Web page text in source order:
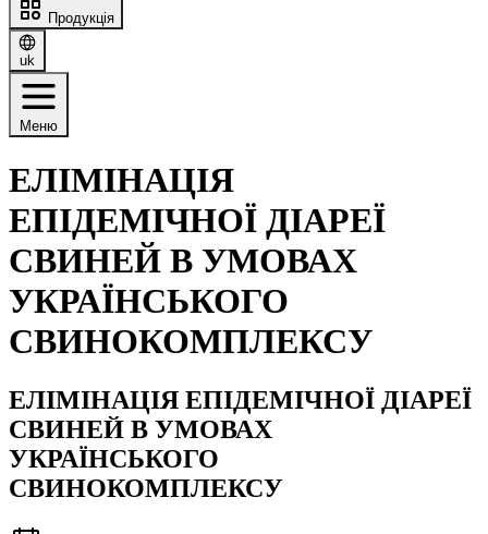
Продукція
uk
Меню
ЕЛІМІНАЦІЯ
ЕПІДЕМІЧНОЇ ДІАРЕЇ
СВИНЕЙ В УМОВАХ
УКРАЇНСЬКОГО
СВИНОКОМПЛЕКСУ
ЕЛІМІНАЦІЯ ЕПІДЕМІЧНОЇ ДІАРЕЇ
СВИНЕЙ В УМОВАХ
УКРАЇНСЬКОГО
СВИНОКОМПЛЕКСУ